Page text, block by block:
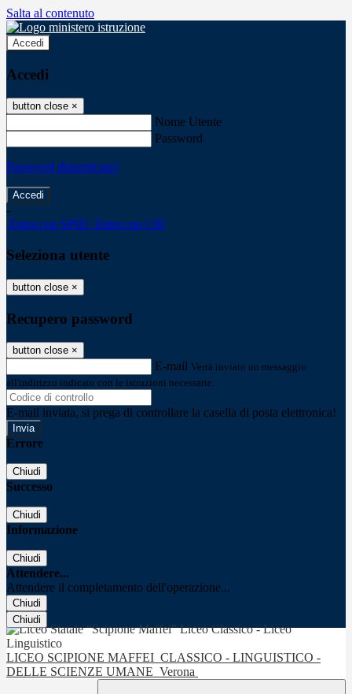
Salta al contenuto
Accedi
Accedi
button close ×
Nome Utente
Password
Password dimenticata?
-
Entra con SPID Entra con CIE
Seleziona utente
button close ×
Recupero password
button close ×
E-mail Verrà inviato un messaggio
all'indirizzo indicato con le istruzioni necessarie.
E-mail inviata, si prega di controllare la casella di posta elettronica!
Errore
Chiudi
Successo
Chiudi
Informazione
Chiudi
Attendere...
Attendere il completamento dell'operazione...
Chiudi
Chiudi
LICEO SCIPIONE MAFFEI CLASSICO - LINGUISTICO -
DELLE SCIENZE UMANE Verona